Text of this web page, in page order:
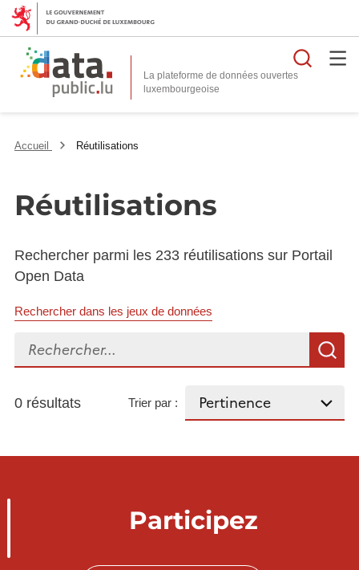
La plateforme de données ouvertes
Accueil Réutilisations
Réutilisations
Rechercher parmi les 233 réutilisations sur Portail
Open Data
Rechercher dans les jeux de données
Rechercher...
0 résultats Trier par :
Participez